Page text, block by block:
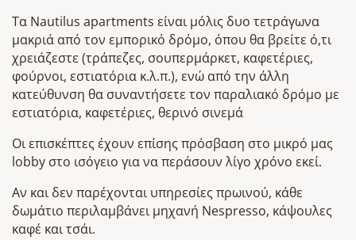
Τα Nautilus apartments είναι μόλις δυο τετράγωνα
μακριά από τον εμπορικό δρόμο, όπου θα βρείτε ό,τι
χρειάζεστε (τράπεζες, σουπερμάρκετ, καφετέριες,
φούρνοι, εστιατόρια κ.λ.π.), ενώ από την άλλη
κατεύθυνση θα συναντήσετε τον παραλιακό δρόμο με
εστιατόρια, καφετέριες, θερινό σινεμά
Οι επισκέπτες έχουν επίσης πρόσβαση στο μικρό μας
lobby στο ισόγειο για να περάσουν λίγο χρόνο εκεί.
Αν και δεν παρέχονται υπηρεσίες πρωινού, κάθε
δωμάτιο περιλαμβάνει μηχανή Nespresso, κάψουλες
καφέ και τσάι.